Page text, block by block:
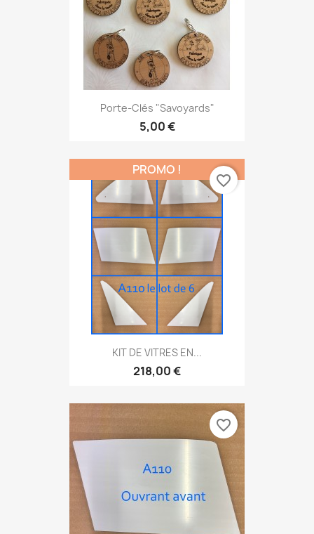
Porte-Clés "savoyards"
5,00 €
KIT DE VITRES EN...
218,00 €
PROMO !
favorite_border
favorite_border